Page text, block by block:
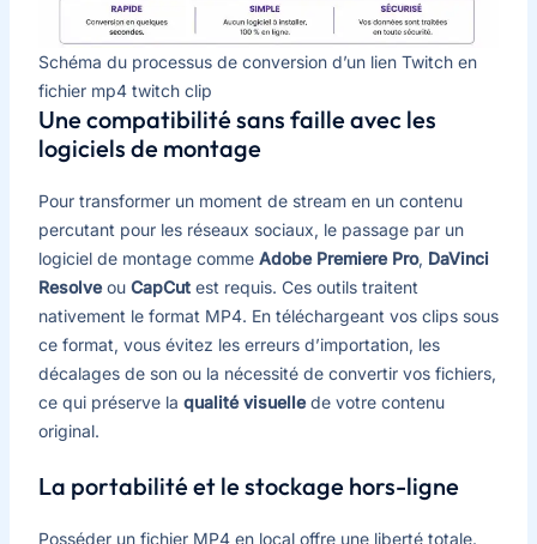
Schéma du processus de conversion d’un lien Twitch en
fichier mp4 twitch clip
Une compatibilité sans faille avec les
logiciels de montage
Pour transformer un moment de stream en un contenu
percutant pour les réseaux sociaux, le passage par un
logiciel de montage comme Adobe Premiere Pro, DaVinci
Resolveou CapCutest requis. Ces outils traitent
nativement le format MP4. En téléchargeant vos clips sous
ce format, vous évitez les erreurs d’importation, les
décalages de son ou la nécessité de convertir vos fichiers,
ce qui préserve la qualité visuellede votre contenu
original.
La portabilité et le stockage hors-ligne
Posséder un fichier MP4 en local offre une liberté totale.